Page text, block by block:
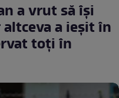
a vrut să îşi
a ieşit în
toţi în